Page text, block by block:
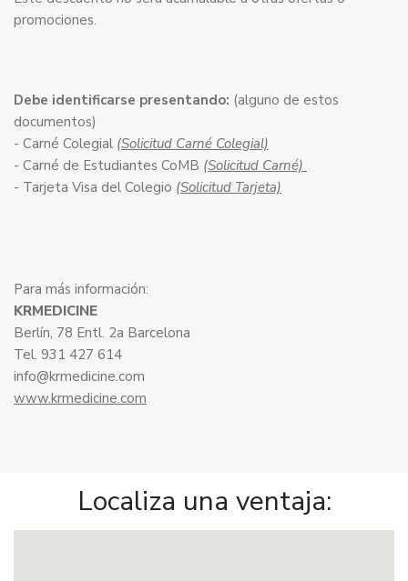
promociones.
Debe identificarse presentando: (alguno de estos
documentos)
- Carné Colegial (Solicitud Carné Colegial)
- Carné de Estudiantes CoMB (Solicitud Carné)
- Tarjeta Visa del Colegio (Solicitud Tarjeta)
Para más información:
KRMEDICINE
Berlín, 78 Entl. 2a Barcelona
Tel. 931 427 614
info@krmedicine.com
www.krmedicine.com
Localiza una ventaja: